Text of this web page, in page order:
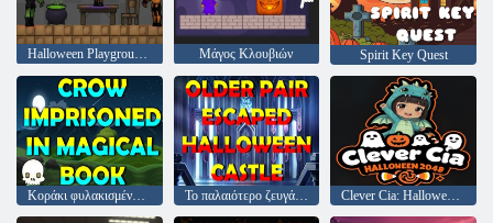
Μάγος Κλουβιών Spirit Key Quest
Το παλαιότερο ζευγάρι δραπέτευσε από το κάστρο του Halloween